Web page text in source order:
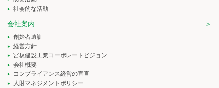
社会的な活動
会社案内
創始者遺訓
経営方針
宮坂建設工業コーポレートビジョン
会社概要
コンプライアンス経営の宣言
人財マネジメントポリシー